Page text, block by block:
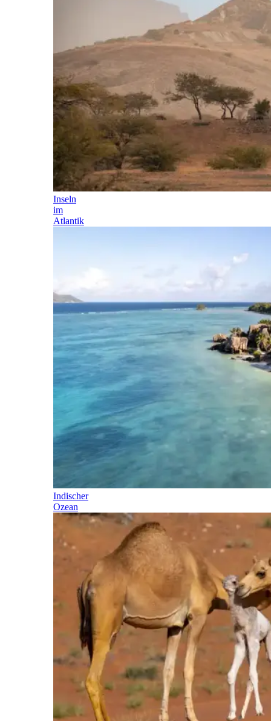
Inseln
im
Atlantik
Indischer
Ozean